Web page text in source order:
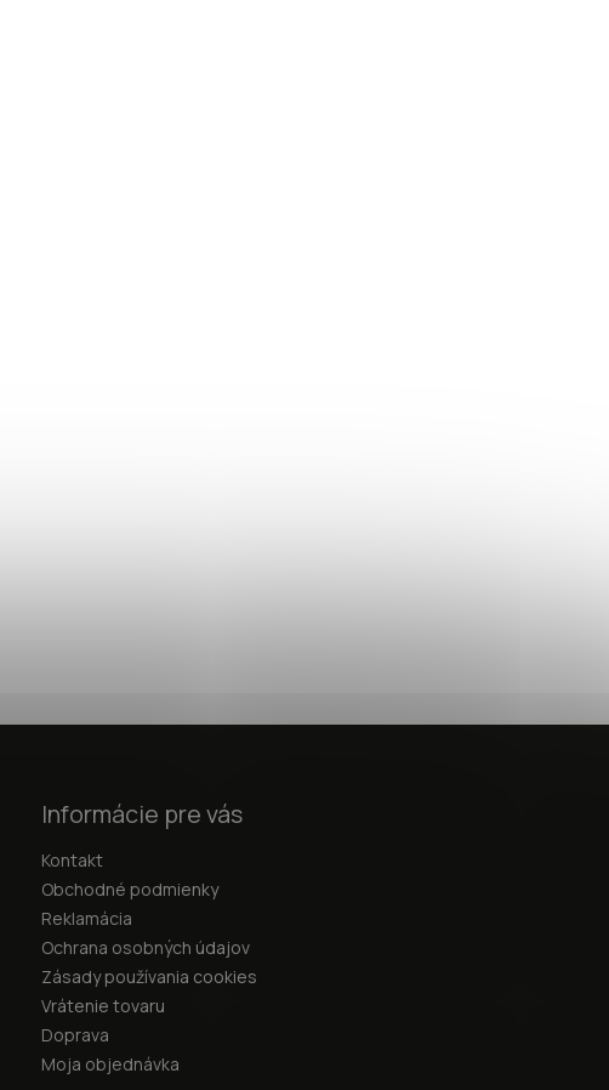
Informácie pre vás
Kontakt
Obchodné podmienky
Reklamácia
Ochrana osobných údajov
Zásady používania cookies
Vrátenie tovaru
Doprava
Moja objednávka